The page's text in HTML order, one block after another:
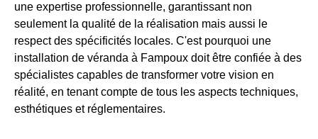
une expertise professionnelle, garantissant non
seulement la qualité de la réalisation mais aussi le
respect des spécificités locales. C'est pourquoi une
installation de véranda à Fampoux doit être confiée à des
spécialistes capables de transformer votre vision en
réalité, en tenant compte de tous les aspects techniques,
esthétiques et réglementaires.